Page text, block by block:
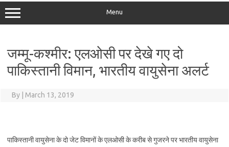
Menu
जम्मू-कश्मीर: एलओसी पर देखे गए दो
पाकिस्तानी विमान, भारतीय वायुसेना अलर्ट
By March 13, 2019
पाकिस्तानी वायुसेना के दो जेट विमानों के एलओसी के करीब से गुजरने पर भारतीय वायुसेना